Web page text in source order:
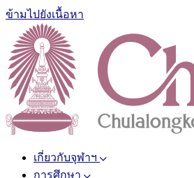
ข้ามไปยังเนื้อหา
เกี่ยวกับจุฬาฯ
การศึกษา